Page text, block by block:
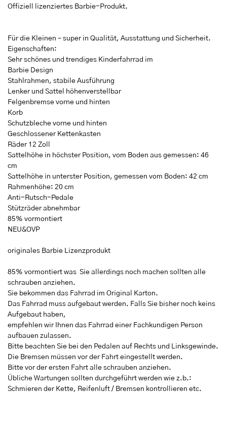
Offiziell lizenziertes Barbie-Produkt.
Für die Kleinen – super in Qualität, Ausstattung und Sicherheit.
Eigenschaften:
Sehr schönes und trendiges Kinderfahrrad im
Barbie Design
Stahlrahmen, stabile Ausführung
Lenker und Sattel höhenverstellbar
Felgenbremse vorne und hinten
Korb
Schutzbleche vorne und hinten
Geschlossener Kettenkasten
Räder 12 Zoll
Sattelhöhe in höchster Position, vom Boden aus gemessen: 46
cm
Sattelhöhe in unterster Position, gemessen vom Boden: 42 cm
Rahmenhöhe: 20 cm
Anti-Rutsch-Pedale
Stützräder abnehmbar
85% vormontiert
NEU&OVP
originales Barbie Lizenzprodukt
85% vormontiert was Sie allerdings noch machen sollten alle
schrauben anziehen.
Sie bekommen das Fahrrad im Original Karton.
Das Fahrrad muss aufgebaut werden. Falls Sie bisher noch keins
Aufgebaut haben,
empfehlen wir Ihnen das Fahrrad einer Fachkundigen Person
aufbauen zulassen.
Bitte beachten Sie bei den Pedalen auf Rechts und Linksgewinde.
Die Bremsen müssen vor der Fahrt eingestellt werden.
Bitte vor der ersten Fahrt alle schrauben anziehen.
Übliche Wartungen sollten durchgeführt werden wie z.b.:
Schmieren der Kette, Reifenluft / Bremsen kontrollieren etc.